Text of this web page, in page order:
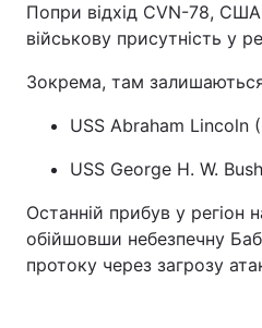
Попри відхід CVN-78,
військову присутність у
Зокрема, там
USS Abraham Lincoln
USS George H. W.
Останній прибув у регіон
обійшовши небезпечну
протоку через загрозу